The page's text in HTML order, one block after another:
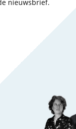
nieuwsbrief.